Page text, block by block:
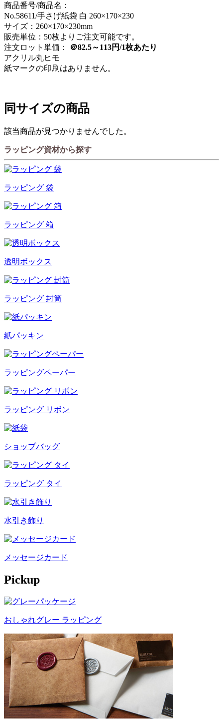
商品番号/商品名：
No.58611/手さげ紙袋 白 260×170×230
サイズ：260×170×230mm
販売単位：50枚よりご注文可能です。
注文ロット単価：
＠82.5～113円/1枚あたり
アクリル丸ヒモ
紙マークの印刷はありません。
同サイズの商品
該当商品が見つかりませんでした。
ラッピング資材から探す
ラッピング 袋
ラッピング 箱
透明ボックス
ラッピング 封筒
紙パッキン
ラッピングペーパー
ラッピング リボン
ショップバッグ
ラッピング タイ
水引き飾り
メッセージカード
Pickup
おしゃれグレー ラッピング